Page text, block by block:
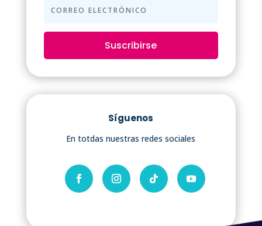
Suscribirse
Síguenos
En totdas nuestras redes sociales